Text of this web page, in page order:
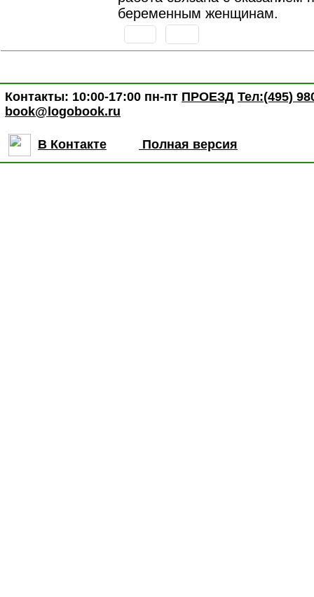
беременным женщинам.
Контакты: 10:00-17:00 пн-пт ПРОЕЗД Тел:(495)
book@logobook.ru
В Контакте Полная версия